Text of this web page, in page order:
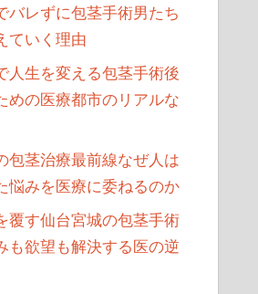
バレずに包茎手術男たち
ていく理由
人生を変える包茎手術後
めの医療都市のリアルな
包茎治療最前線なぜ人は
悩みを医療に委ねるのか
覆す仙台宮城の包茎手術
も欲望も解決する医の逆